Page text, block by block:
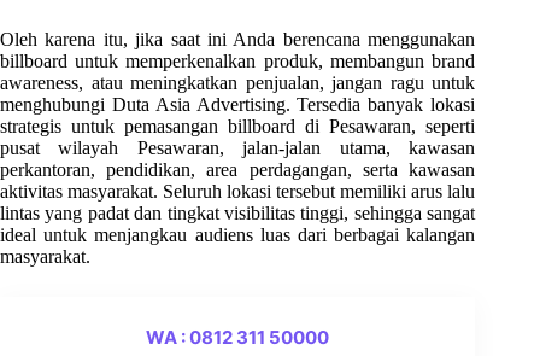
Oleh karena itu, jika saat ini Anda berencana menggunakan
billboard untuk memperkenalkan produk, membangun brand
awareness, atau meningkatkan penjualan, jangan ragu untuk
menghubungi Duta Asia Advertising. Tersedia banyak lokasi
strategis untuk pemasangan billboard di Pesawaran, seperti
pusat wilayah Pesawaran, jalan-jalan utama, kawasan
perkantoran, pendidikan, area perdagangan, serta kawasan
aktivitas masyarakat. Seluruh lokasi tersebut memiliki arus lalu
lintas yang padat dan tingkat visibilitas tinggi, sehingga sangat
ideal untuk menjangkau audiens luas dari berbagai kalangan
masyarakat.
WA : 0812 311 50000